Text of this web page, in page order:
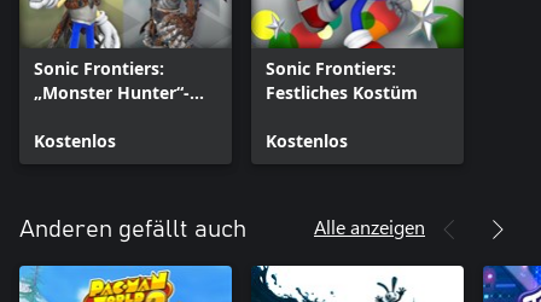
Sonic Frontiers:
„Monster Hunter“-
Kostenlos
Sonic Frontiers:
Festliches Kostüm
Kostenlos
Anderen gefällt auch Alle anzeigen